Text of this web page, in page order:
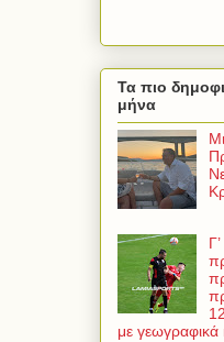
Τα πιο
μήνα
με γεωγραφικά